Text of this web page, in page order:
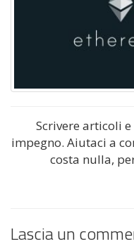
Scrivere articoli
impegno. Aiutaci a
costa nulla,
Lascia un